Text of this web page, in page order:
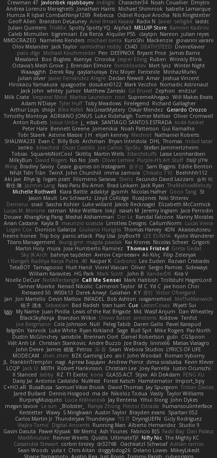
Dmytro
Noah Couallier
Character34
indiiglo
Javlonbek rajabbayev
Crewman 47
Isabelle Lamarque
Michael Shimniok
Jonathan Harris
Andrea Lorenzo Mereghetti
Nils Ringlstetter
Osbiel Roque Arocha
Rebecca
Humza R Iqbal CombatNinja1269
laddc
sellig64
Javier
Radix N
Ariel Ilmari Kajava
Brandon DeLauney
Geoff Allen
Kamran Kadirov
MELUIP Store
Alpha3
Spotty Spotty YQ
TrixMix
Julian Quintero
julian reyes
Nareon
claytpn
Alquiler PS5
Era Rerza
bjgrimoari
Caleb Mcmullen
giovanni varani
Mackenzie
KuroShi
michael sierra
Nameless Renders
MMDCRAZED
DivineXavier
DEATHSTEED
Cli4D
vamsidhar reddy
Jack Taylor
Olov Melander
James Barrie
Bryant Price
DEEPNOX
Pen
Michael Koschmieder
pato dlgv
Wrinkly Blink
Ruben
Jesper Elling
Onooka
Kseniya
Boo Bugless
Mesaland
Winter Night
Mert İyiiz
forrobloxdev
J. Brendan Elmore
Octavia's Mesh Grove
MinhazMurks
Fxntxnile
Eric Moyer
qaylanuraya
Derek Ray
Waaagghh
Joshua Vincent
Amar
Declan Newell
Javier Fernández Alegre
julian silver
Nomadic Astronaut
Mark Vecchio
dosuken0122
quagootle
Hirokazu Yamakura
enitzur
Zephon
Gil Bruvel
Matthew Zaneski
junior
whitey
Jack John
Will Makes Beats
SupremeAhegao
nori
Marlise Launstein
Vesperal Mind
Milk Crate
Richard Gallagher
Firelegend
Toby Meadows
Tyler Huff
Adam N'Diaye
Gerardo Orozco
Oskar Mendez
NoGreatMystery
Bike Kefeli
shiipi
Arthur Lops
Oliver Cromwell
Tomer Meltser
Luke Ridehalgh
ADRIANO JONUS
Timothy Montoya
soda basket
SANTIAGO SANTOS ESTRADA
j_ edak
Josue Uribe
Anton Rubets
Gui Ramalho
Noah Patterson
Jomenikia
Bennett Greene
Peter Hale
Nathaniel Roberts
Mechrot
elijah kenney
J H
Astone Massie
Tobi Staerk
milad tatar
Thomas
DHL
Bryan Intindola
Archman
Billy Bob
Evan C
SHALIWA233
Stefan Jammertzheim
SpiSlu
Joe Carlos
Oscar Castillo
bleached
senko
Lasse Leonhardsen
3darchstuffs
Martin Wells
Skittlq
SquareIsNotCool
Tobias
אילון קשת Purple-H's Art Stuff
Oliver Lemke
Josh
No No
David Rogers
MilkyBun
Eddie Benton
Sam Biggins
윤구선
gupries on Instagram
Cassie
Bradley Savoy
Wing
Beehhhh112
Chikato 710
imma zamora
John Churchill
TwinX
Nhật Tiến Trần
승하 이
Facundo David Lazzaro
Stenz
Filomeno Saraiva
logan pratt
Rhys lg
Aki Jae
TheMellowMelody
Jack Ryan
Brad Leikam
Nasi Paru Bu Amin
Jazmin Lang
宥任 陳
St
Gooo Tang
Nicolas Hafner
gyomh
adaktyl
Kiara Battle
Michelle Rothwell
Niki Shterev
RussJones
Lloyd Collidge
Lev Schwartz
Jason Mault
Elizabeth McCormick
Jakob Recknagel
Luke willard
Sascha Kohler
snail
Demerui
Jace Perrodin
Jeremy Ingram
isaiah M
lokjl
Mike Wellfare
ratman
Lucas M. Morone
Manny Morales
Randal Falcone
Der Le
Meshal Alshammari
KhangXing Pang
Douwe
Lucas Vieira
CallumNorm
Limitless Designs
maurizio sciascia
Kayla B
Arian Castane
Akaiseutoseu
4DN
Thomas Harvey
Giuliano Hungria
Dionicio Galarza
Logan Cox
Kyoto Wanderer
LEE EUNHA
JoyBox19
Play Usa
panic attack
Trip boy
heeno honee
Grigorii
Nicolas Scheer
Kai Krones
magda pawlak
ikung gmr
Titans Management
Greta Gedat
Thomas Fristed
Jose Humberto Ramirez
mura
Martin Holy
Filip Zelenjak
Ali Kılıç
Антон Сергеевич
bahriye taşdelen
Sky JK Arch
Razvan Cristiadis
Leo Euden
Carbonic
Kacper K
40. I Nengah Raditya Karya Putra
Sideways
Sergio Pamies
Oliver
Viorel Vlaican
Hurt Hand
Tamagoooo
TetaBOT
Kira V
XanderDK
John B.
Mark Scott
HG Park
William Karavites
Trollstuhl HagenLord
Mark Habbish
Call Me Sensei
NotARectangle
Noelle DeCuir
jae hoon Choi
Yd C
M C
Cameron Taylor
Nenad Nikolic
Tanner Moerke
Victor Ofvergard
苏打
K Y
Galahan
Derek Anwyl
W00k13
Released 50
MeTheManwich
iosgamertool
Bob Ashton
INFADEL
Devin Mattox
Jon Martello
Jan
Wyatt Sui
LesterCovax
Cue
tran tuan
Bad Radish
Sebastian
暁子 清水
Dan Wheatley
Md. Wasif Anjum
Lewis of the Rat Brigade
Juan Pinilla
My Name
Iggy
Terifict
Kiddow
simsterns
Olivier Babet
Brandon Wilkie
BlackSkyNinja
Pavel Karapud
Daren Gallo
Peleg Tabib
Null
Cole Johnson
Joe Bergmann
Pav North
Mike Rogers
Bull Spit
Sage
Ryan Kirkland
Luke White
Yannick
falgn0n
CGSpoon
gubi
Daniel Robertson
Brennan Oort
sanxbile
Dustin McGlinchey
Matias Vialagro
lininx66
Joe Brady
Andre Buzzo
Christian Stankovic
Việt Anh Lê
LYRICS OF LIFE
Webora Studios
Sean
乐 音
Petros
眠瓏
James
John Deere
Roman Vyborny
John Woodall
an l
BZK Gaming Leo
chen zhen
MODECAM
Kevin Klever
dima sirababa
Andrew Pierce
Артем Бардин
nagi
FranklinTremplin
JL
Iustin Ocunschi
Joey Parrella
Christian Lee
Robert Hankinson
M0TH
Jack Ü
LCQP
FENG XU
Ali DeAdam
Styxx
GLASS ACT
kona
T1 Exotic
RZ
abby!
ll Stanced
Import_bpy
Hamsternator
Forest Katsch
NuWest
Antonio Castaldo
Daisy Jai
Tristan Davies
Jay Spurgeon
David Thomas
Samuel Vikse Bruvik
BusaBusa
C+HO aR
Taylor Williams
Vasily
Nikoloz Todua
ma de
Dennis Hosgood
Jared Bullard
John Dykes
Yihui Xiong
Jay Renteria
Lucie Královcová
BurpingMusquito
humansoulinterface
Hector Estrada
Ranya Zhong
_Blobster_
Le sun
megan lavoie
Spartan 052
Brayden evans
Austin Taylor
S Mingkwan
Wawy
Kerstetter
Gicly Rodríguez
DryingUEFN
IS IT?
Thunderjaw Thunderjaw
Carlos Martin Jr
Studio 9
Alberto Hernandez
Running Man
Digital Ancients
Vlajko Tomić
Dan Palasz
Fadil Bay
Fabricio BJS
Ash Younes
Mr Memz
Paweł Krysiak
Gavin Dasuta
The Mighty KC
Nifty Nic
UltimateTJF
Quistis
Reinier Weerts
MaxMinutiae
Adrián ramos
Oachkatzl Schwoaf
dr32768
corbin tinsley
Cassandra Stewart
MikeyLikesIt
Delano Lowes
doggybdog26
Chris Aitan
yuta t
Sean Woods
cubeorigins
Tommy Parish
Just Rovin
Austin Rea
Shane Yamamoto